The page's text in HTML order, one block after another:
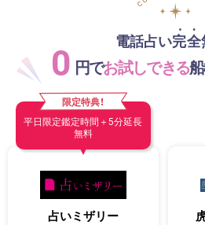
電話占い完全
0 円でお試しできる
限定特典！
平日限定鑑定時間＋5分延長
無料
占いミザリー